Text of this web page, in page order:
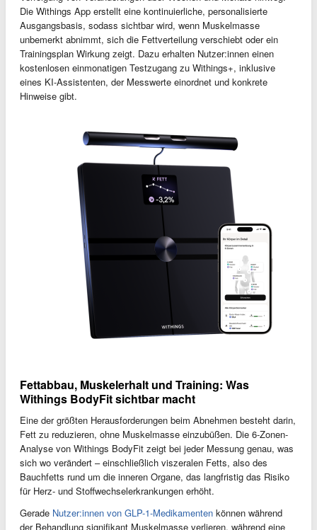
Die Withings App erstellt eine kontinuierliche, personalisierte
Ausgangsbasis, sodass sichtbar wird, wenn Muskelmasse
unbemerkt abnimmt, sich die Fettverteilung verschiebt oder ein
Trainingsplan Wirkung zeigt. Dazu erhalten Nutzer:innen einen
kostenlosen einmonatigen Testzugang zu Withings+, inklusive
eines KI-Assistenten, der Messwerte einordnet und konkrete
Hinweise gibt.
Fettabbau, Muskelerhalt und Training: Was
Withings BodyFit sichtbar macht
Eine der größten Herausforderungen beim Abnehmen besteht darin,
Fett zu reduzieren, ohne Muskelmasse einzubüßen. Die 6-Zonen-
Analyse von Withings BodyFit zeigt bei jeder Messung genau, was
sich wo verändert – einschließlich viszeralen Fetts, also des
Bauchfetts rund um die inneren Organe, das langfristig das Risiko
für Herz- und Stoffwechselerkrankungen erhöht.
Gerade Nutzer:innen von GLP-1-Medikamenten können während
der Behandlung signifikant Muskelmasse verlieren, während eine